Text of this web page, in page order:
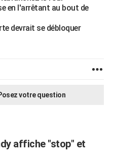
en l'arrêtant au bout de
devrait se débloquer
votre question
affiche "stop" et